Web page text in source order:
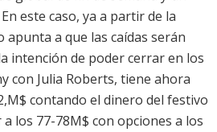
este caso, ya a partir de la
apunta a que las caídas serán
intención de poder cerrar en los
con Julia Roberts, tiene ahora
contando el dinero del festivo
los 77-78M$ con opciones a los